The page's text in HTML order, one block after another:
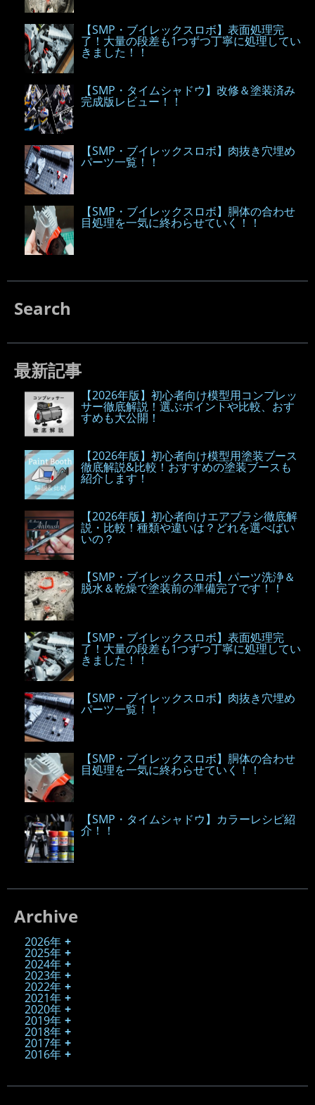
【SMP・ブイレックスロボ】表面処理完
了！大量の段差も1つずつ丁寧に処理してい
きました！！
【SMP・タイムシャドウ】改修＆塗装済み
完成版レビュー！！
【SMP・ブイレックスロボ】肉抜き穴埋め
パーツ一覧！！
【SMP・ブイレックスロボ】胴体の合わせ
目処理を一気に終わらせていく！！
Search
最新記事
【2026年版】初心者向け模型用コンプレッ
サー徹底解説！選ぶポイントや比較、おす
すめも大公開！
【2026年版】初心者向け模型用塗装ブース
徹底解説&比較！おすすめの塗装ブースも
紹介します！
【2026年版】初心者向けエアブラシ徹底解
説・比較！種類や違いは？どれを選べばい
いの？
【SMP・ブイレックスロボ】パーツ洗浄＆
脱水＆乾燥で塗装前の準備完了です！！
【SMP・ブイレックスロボ】表面処理完
了！大量の段差も1つずつ丁寧に処理してい
きました！！
【SMP・ブイレックスロボ】肉抜き穴埋め
パーツ一覧！！
【SMP・ブイレックスロボ】胴体の合わせ
目処理を一気に終わらせていく！！
【SMP・タイムシャドウ】カラーレシピ紹
介！！
Archive
2026年
2025年
2024年
2023年
2022年
2021年
2020年
2019年
2018年
2017年
2016年